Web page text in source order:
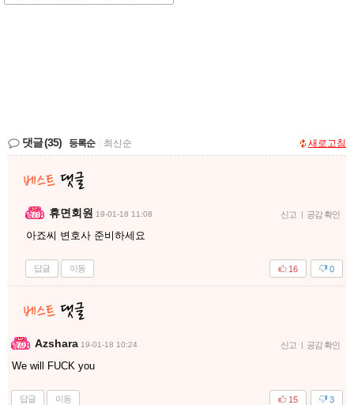
댓글(35) 등록순 최신순 새로고침
휴면회원 19-01-18 11:08 신고 | 공감 확인
아죠씨 변호사 준비하세요
답글 이동 0
16
Azshara 19-01-18 10:24 신고 | 공감 확인
We will FUCK you
답글 이동 3
15